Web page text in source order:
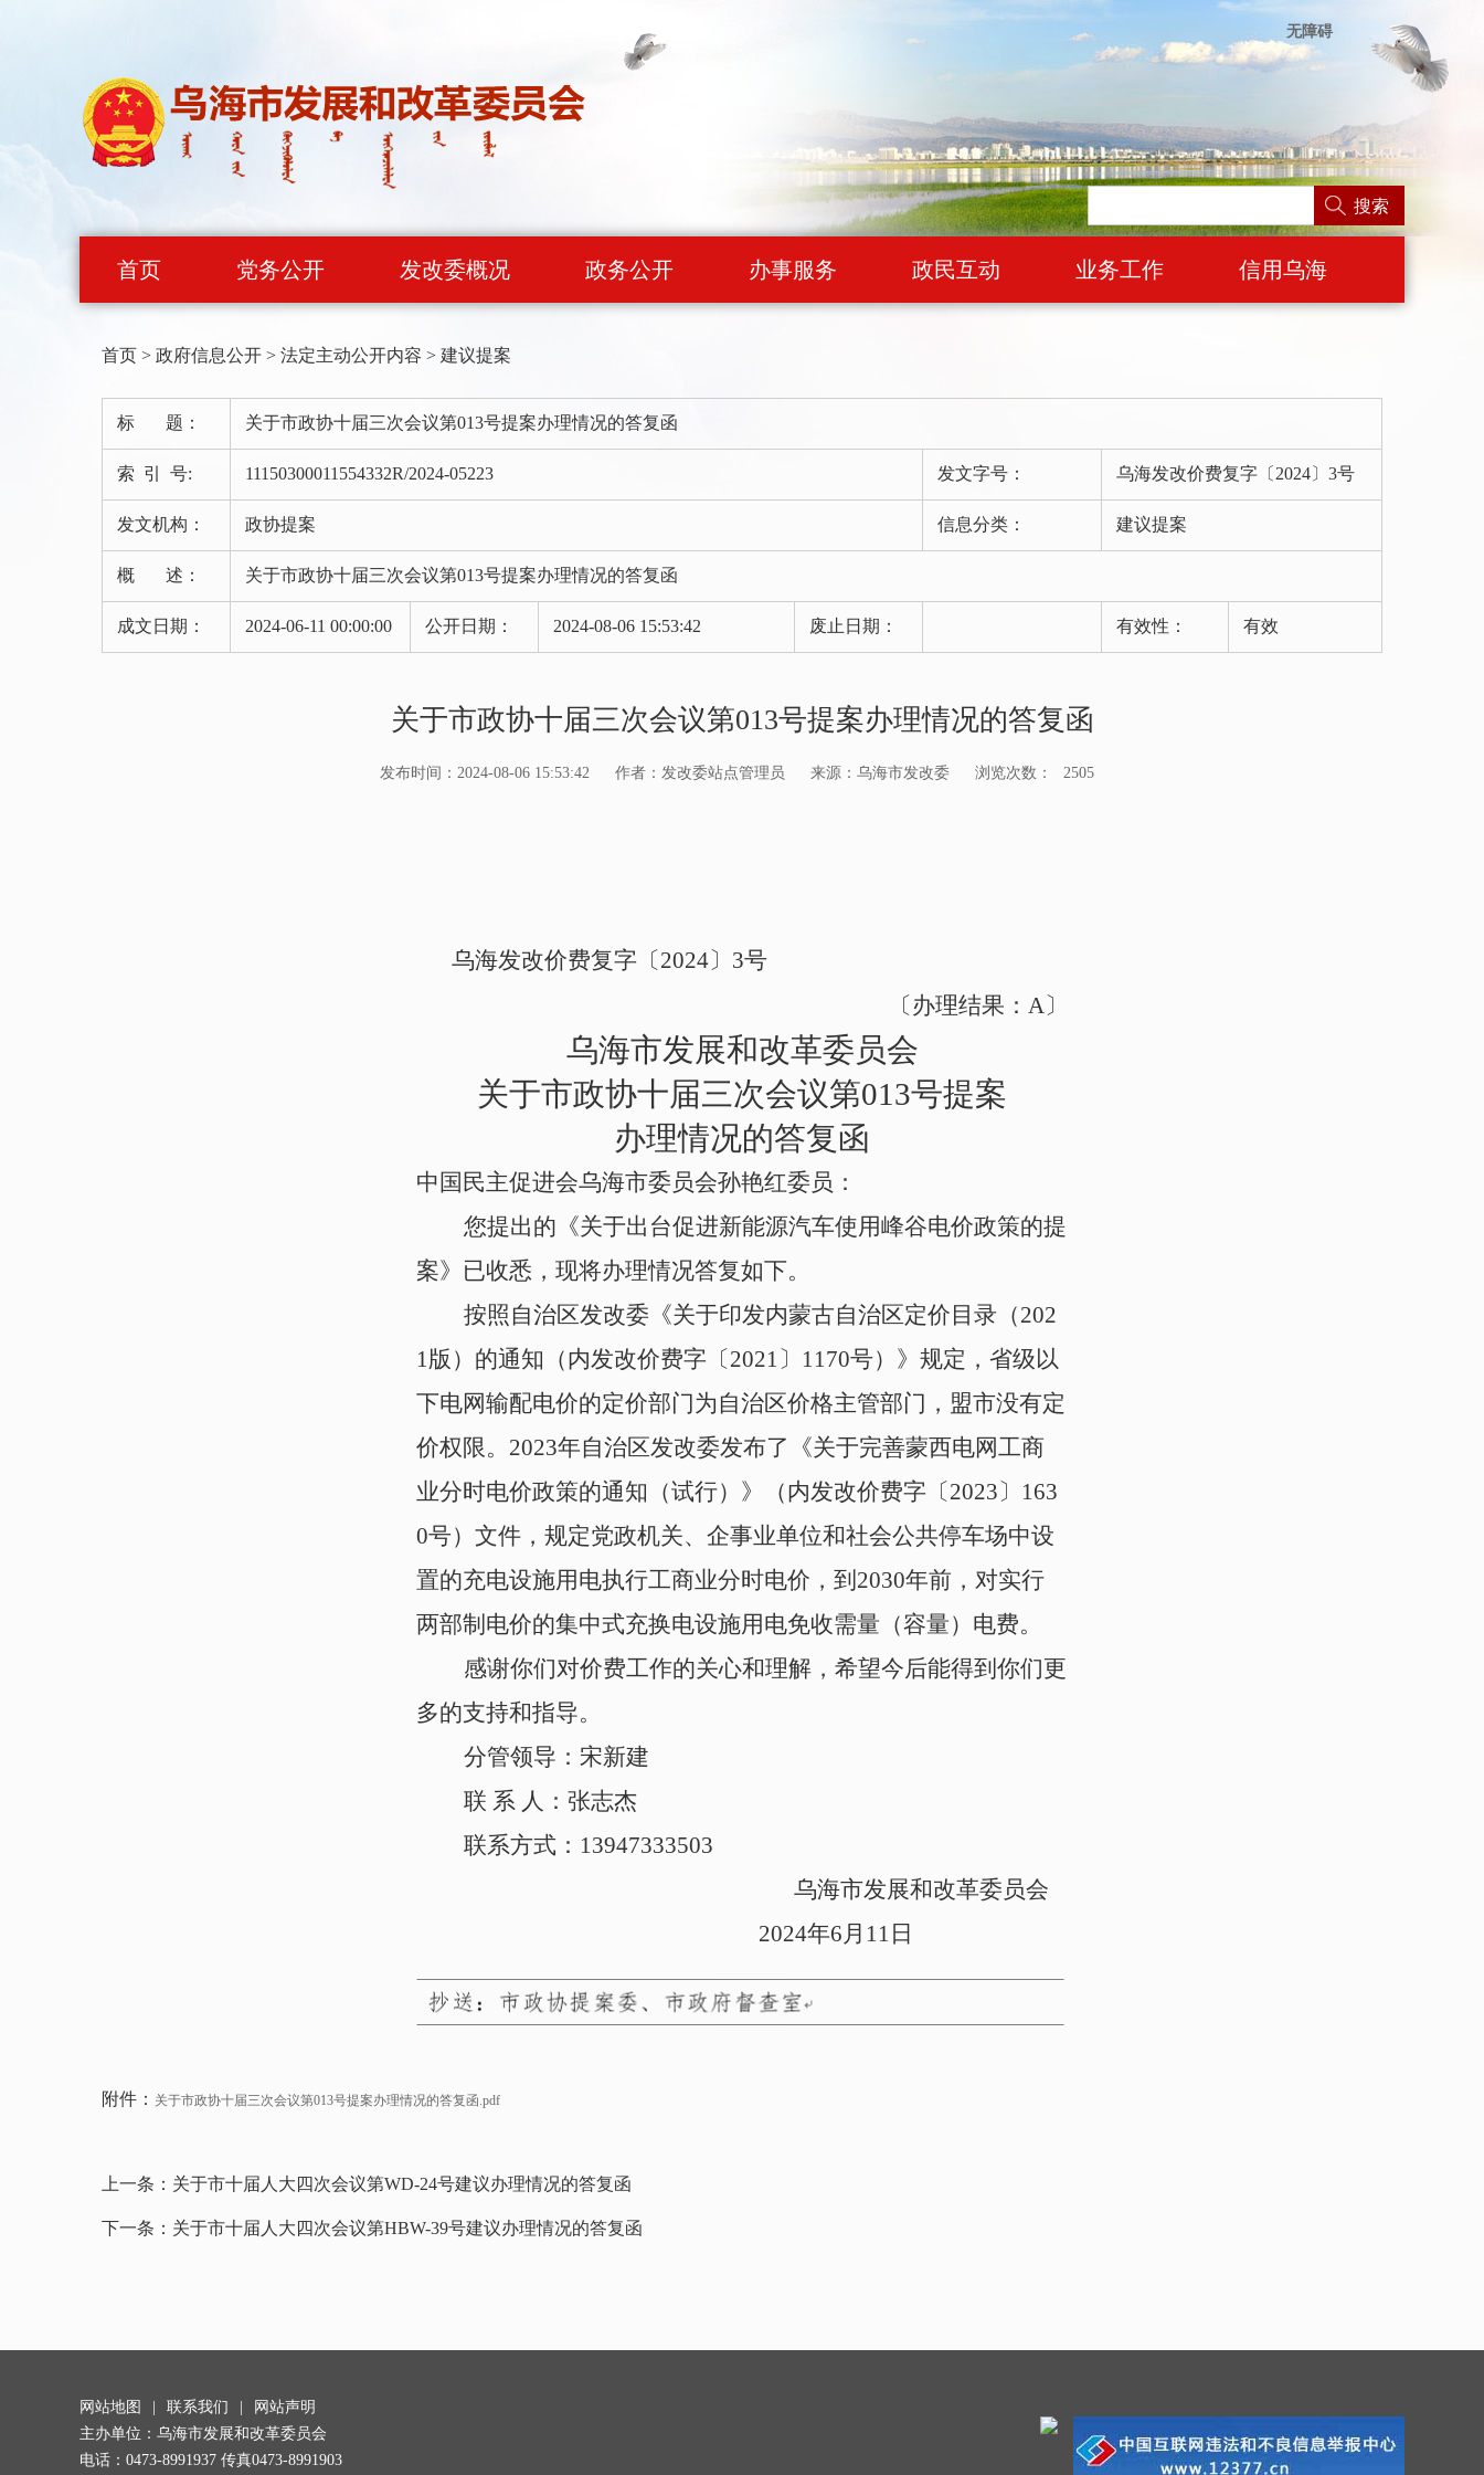
无障碍
搜索
首页 党务公开 发改委概况 政务公开 办事服务 政民互动 业务工作 信用乌海
首页 > 政府信息公开 > 法定主动公开内容 > 建议提案
标 题： 关于市政协十届三次会议第013号提案办理情况的答复函
索 引 号: 11150300011554332R/2024-05223 发文字号： 乌海发改价费复字〔2024〕3号
发文机构： 政协提案 信息分类： 建议提案
概 述： 关于市政协十届三次会议第013号提案办理情况的答复函
成文日期： 2024-06-11 00:00:00 公开日期： 2024-08-06 15:53:42 废止日期： 有效性： 有效
关于市政协十届三次会议第013号提案办理情况的答复函
发布时间：2024-08-06 15:53:42 作者：发改委站点管理员 来源：乌海市发改委 浏览次数： 2505
乌海发改价费复字〔2024〕3号
〔办理结果：A〕
乌海市发展和改革委员会
关于市政协十届三次会议第013号提案
办理情况的答复函
中国 民主促进会乌海市委员会孙艳红委员：
您提出的《关于出台促进新能源汽车使用峰谷电价政策的提
案》已收悉，现将办理情况答复如下。
按照自治区发改委《关于印发内蒙古自治区定价目录（202
1版 ）的通知（内发改价费字〔2021〕1170号）》规定，省级以
下电网输配电价的定价部门为自治区价格主管部门，盟市没有定
价权限。 2023年自治区发改委发布了《关于完善蒙西电网工商
业分时电价政策的通知（试行）》（内发改价费字〔2023〕163
0号）文件，规定党政机关、企事业单位和社会公共停车场中设
置的充电设施用电执行工商业分时电价，到2030年前，对实行
两部制电价的集中式充换电设施用电免收需量（容量）电费。
感谢你们对价费工作的关心和理解，希望今后能得到你们更
多的支持和指导。
分管领导：宋新建
联 系 人：张志杰
联系方式：13947333503
乌海市发展和改革委员会
2024年6月11日
附件： 关于市政协十届三次会议第013号提案办理情况的答复函.pdf
上一条： 关于市十届人大四次会议第WD-24号建议办理情况的答复函
下一条： 关于市十届人大四次会议第HBW-39号建议办理情况的答复函
网站地图 联系我们
网站声明
主办单位：乌海市发展和改革委员会
电话：0473-8991937 传真0473-8991903